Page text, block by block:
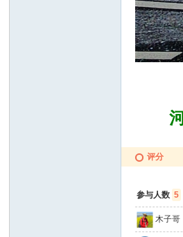
河
评分
参与人数 5
木子哥